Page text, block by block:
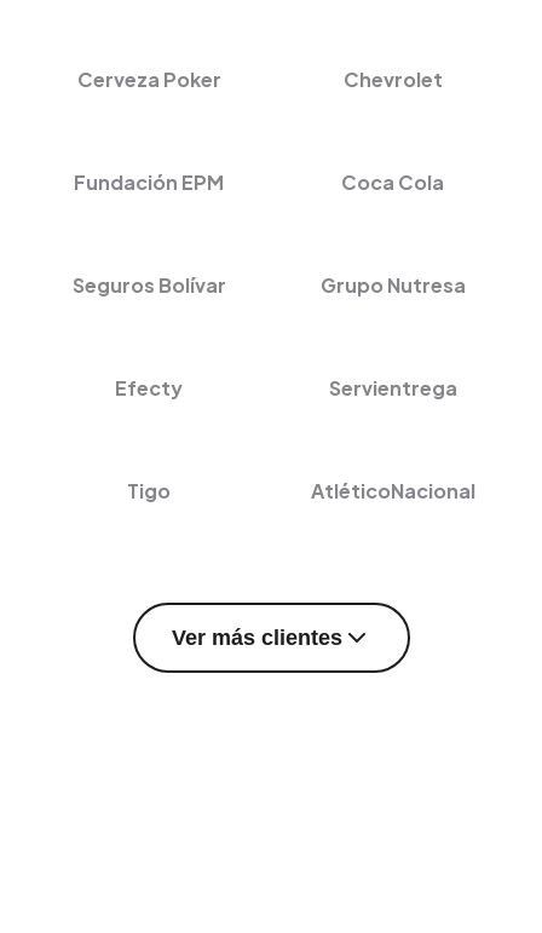
Cerveza Poker Chevrolet
Fundación EPM Coca Cola
Seguros Bolívar Grupo Nutresa
Efecty Servientrega
Tigo AtléticoNacional
Ver más clientes